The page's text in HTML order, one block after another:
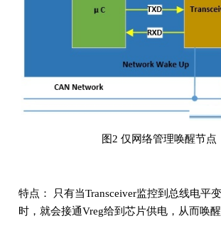
图2 仅网络管理唤醒节点
特点： 只有当Transceiver监控到总线电平
时，就会接通Vreg给到芯片供电，从而唤醒